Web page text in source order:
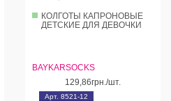
Арт. 8521-12
КОЛГОТЫ КАПРОНОВЫЕ
ДЕТСКИЕ ДЛЯ ДЕВОЧКИ
BAYKARSOCKS
129,86грн./шт.